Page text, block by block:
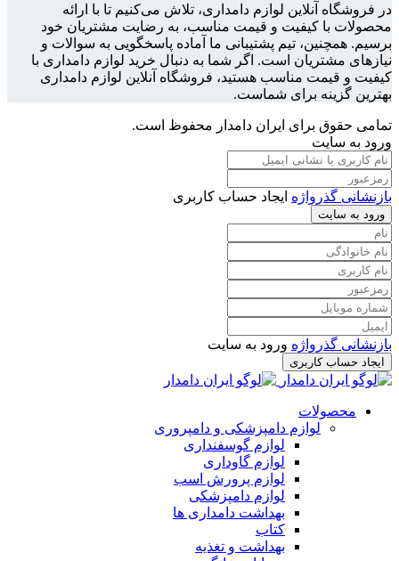
در فروشگاه آنلاین لوازم دامداری، تلاش می‌کنیم تا با ارائه
محصولات با کیفیت و قیمت مناسب، به رضایت مشتریان خود
برسیم. همچنین، تیم پشتیبانی ما آماده پاسخگویی به سوالات و
نیازهای مشتریان است. اگر شما به دنبال خرید لوازم دامداری با
کیفیت و قیمت مناسب هستید، فروشگاه آنلاین لوازم دامداری
بهترین گزینه برای شماست.
تمامی حقوق برای ایران دامدار محفوظ است.
ورود به سایت
بازنشانی گذرواژه ایجاد حساب کاربری
ورود به سایت
بازنشانی گذرواژه ورود به سایت
ایجاد حساب کاربری
محصولات
لوازم دامپزشکی و دامپروری
لوازم گوسفنداری
لوازم گاوداری
لوازم پرورش اسب
لوازم دامپزشکی
بهداشت دامداری ها
کتاب
بهداشت و تغذیه